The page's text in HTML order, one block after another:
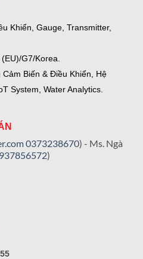
Khiển, Gauge, Transmitter,
G7/Korea.
Biến & Điều Khiển, Hệ
System, Water Analytics.
0373238670) - Ms. Ngà
)